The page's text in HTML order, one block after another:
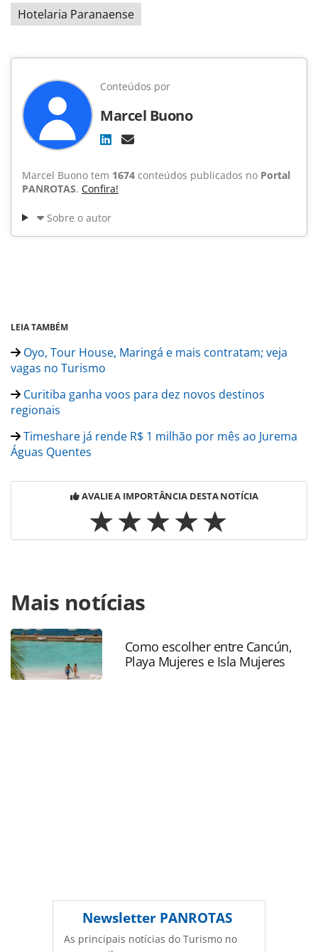
Hotelaria Paranaense
Conteúdos por
Marcel Buono
Marcel Buono tem 1674 conteúdos publicados no Portal
PANROTAS. Confira!
Sobre o autor
LEIA TAMBÉM
Oyo, Tour House, Maringá e mais contratam; veja
vagas no Turismo
Curitiba ganha voos para dez novos destinos
regionais
Timeshare já rende R$ 1 milhão por mês ao Jurema
Águas Quentes
AVALIE A IMPORTÂNCIA DESTA NOTÍCIA
https://www.panrotas.com.br/gente/movimentacao/2019/
bernal-deixa-presidencia-do-jurema-aguas-
quentes_169353.html ou as ferramentas oferecidas na
página. Todo o conteúdo produzido pela PANROTAS
Editora é protegido pela legislação brasileira sobre direito
autoral. Não reproduza o conteúdo sem autorização da
Mais notícias
Como escolher entre Cancún,
Playa Mujeres e Isla Mujeres
Newsletter PANROTAS
As principais notícias do Turismo no